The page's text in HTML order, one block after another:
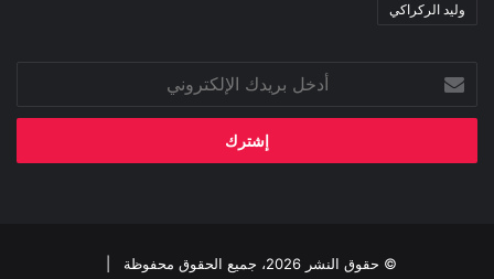
وليد الركراكي
أدخل
بريدك
الإلكتروني
© حقوق النشر 2026، جميع الحقوق محفوظة |